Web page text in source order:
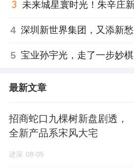
4 深圳新世界集团，又添新愁
5 宝业孙宇光，走了一步妙棋
最新文章
招商蛇口九棵树新盘剧透，
全新产品系宋风大宅
进深 08-05